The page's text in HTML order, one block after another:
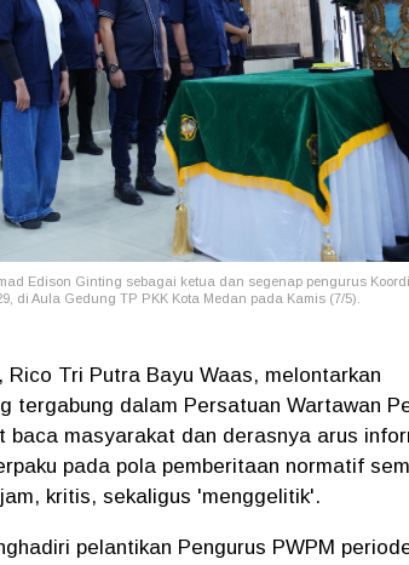
Edison Ginting sebagai ketua dan segenap pengurus
di Aula Gedung TP PKK Kota Medan pada Kamis (7/5).
Tri Putra Bayu Waas, melontarkan
tergabung dalam Persatuan Wartawan
baca masyarakat dan derasnya arus
pada pola pemberitaan normatif
kritis, sekaligus 'menggelitik'.
pelantikan Pengurus PWPM